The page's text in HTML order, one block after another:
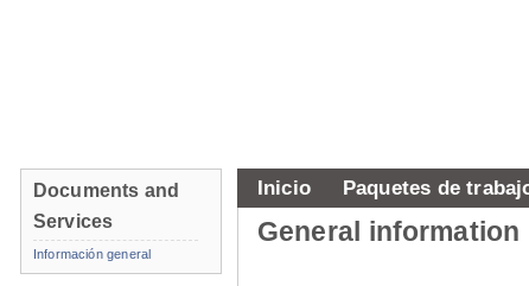
Inicio Paquetes de
General information
Documents and
Services
Información general